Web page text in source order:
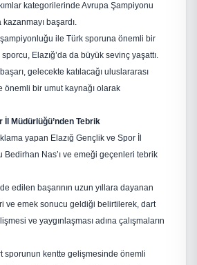
kategorilerinde Avrupa Şampiyonu
başardı.
ile Türk sporuna önemli bir
Elazığ’da da büyük sevinç yaşattı.
gelecekte katılacağı uluslararası
bir umut kaynağı olarak
İl Müdürlüğü’nden Tebrik
yapan Elazığ Gençlik ve Spor İl
Bedirhan Nas’ı ve emeği geçenleri tebrik
edilen başarının uzun yıllara dayanan
ve emek sonucu geldiği belirtilerek, dart
ve yaygınlaşması adına çalışmaların
sporunun kentte gelişmesinde önemli